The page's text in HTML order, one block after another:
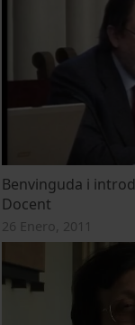
Benvinguda i
Docent
26 Enero, 2011